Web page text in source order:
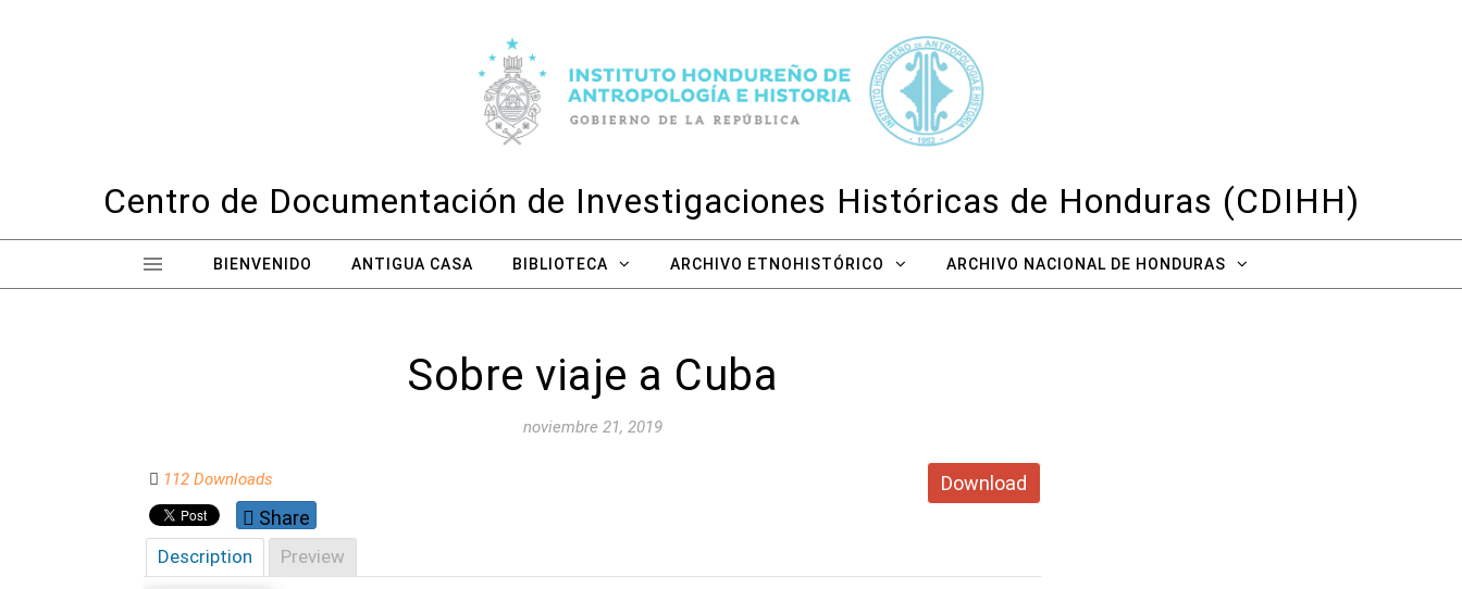
Centro de Documentación de Investigaciones Históricas de Honduras (CDIHH)
BIENVENIDO ANTIGUA CASA BIBLIOTECA ARCHIVO ETNOHISTÓRICO ARCHIVO NACIONAL DE HONDURAS
Sobre viaje a Cuba
noviembre 21, 2019
Download
112 Downloads
Share
Description Preview